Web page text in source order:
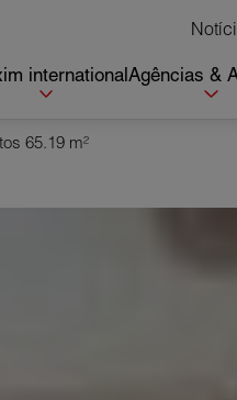
internationalAgências &
65.19 m²